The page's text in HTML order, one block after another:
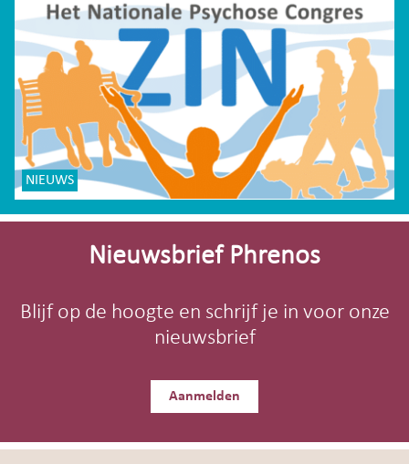
NIEUWS
Site-
Nieuwsbrief Phrenos
Blijf op de hoogte en schrijf je in voor onze
nieuwsbrief
Aanmelden